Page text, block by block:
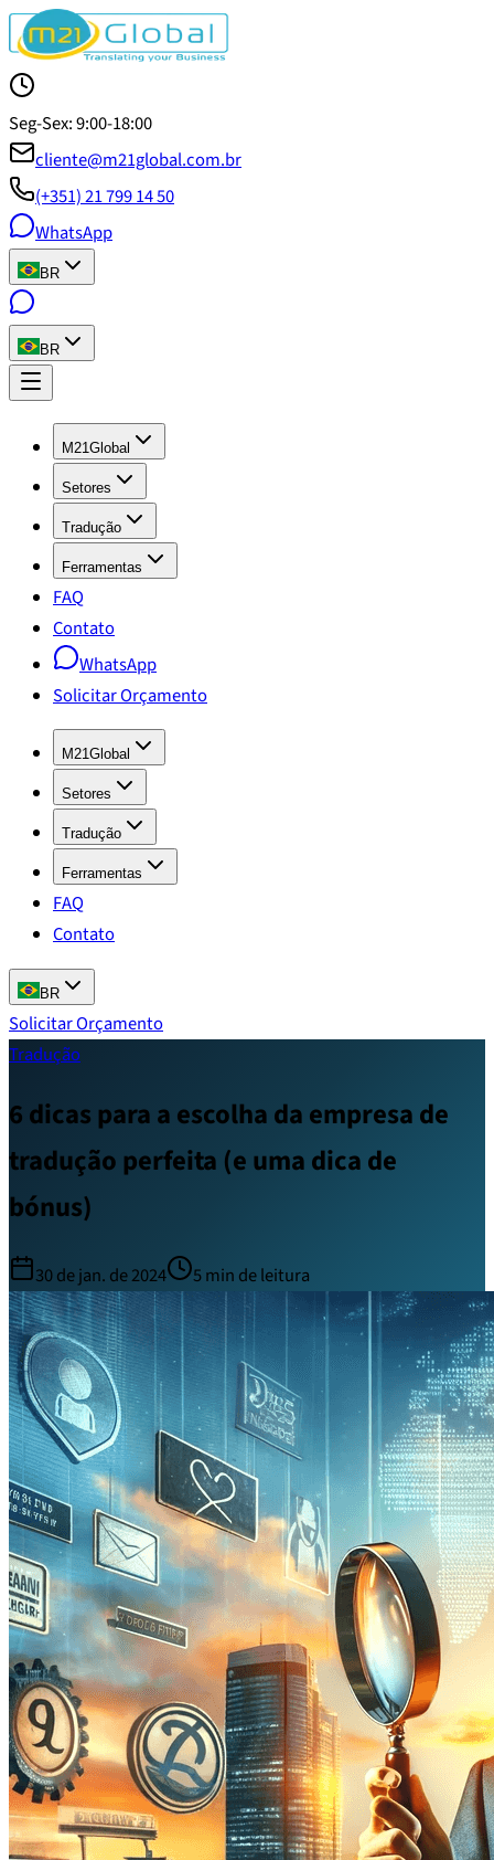
Seg-Sex: 9:00-18:00
cliente@m21global.com.br
(+351) 21 799 14 50
WhatsApp
BR
BR
M21Global
Setores
Tradução
Ferramentas
FAQ
Contato
WhatsApp
Solicitar Orçamento
M21Global
Setores
Tradução
Ferramentas
FAQ
Contato
BR
Solicitar Orçamento
Tradução
6 dicas para a escolha da empresa de
tradução perfeita (e uma dica de
bónus)
30 de jan. de 2024 5min de leitura